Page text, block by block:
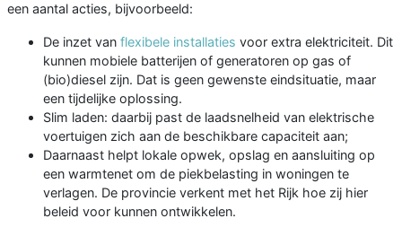
een aantal acties, bijvoorbeeld:
De inzet van flexibele installaties voor extra elektriciteit. Dit
kunnen mobiele batterijen of generatoren op gas of
(bio)diesel zijn. Dat is geen gewenste eindsituatie, maar
een tijdelijke oplossing.
Slim laden: daarbij past de laadsnelheid van elektrische
voertuigen zich aan de beschikbare capaciteit aan;
Daarnaast helpt lokale opwek, opslag en aansluiting op
een warmtenet om de piekbelasting in woningen te
verlagen. De provincie verkent met het Rijk hoe zij hier
beleid voor kunnen ontwikkelen.